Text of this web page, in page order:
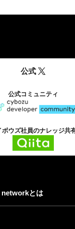
公式
公式コミュニティ
ボウズ社員のナレッジ共
とは